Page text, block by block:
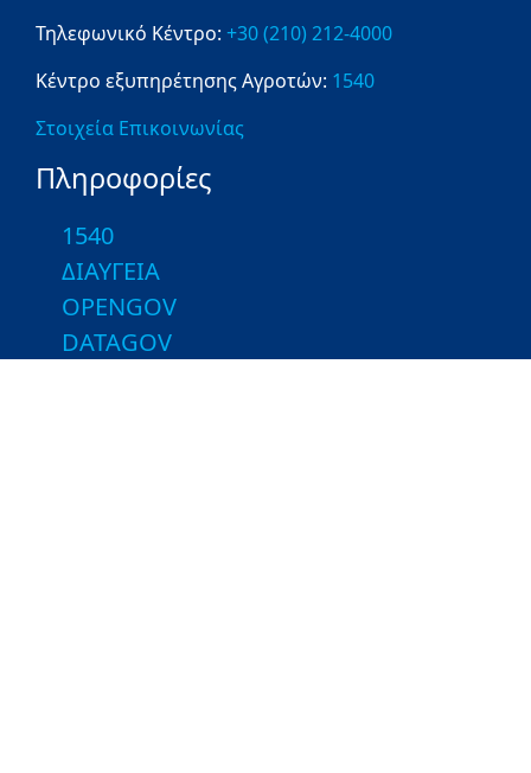
Τηλεφωνικό Κέντρο: +30 (210) 212-4000
Κέντρο εξυπηρέτησης Αγροτών: 1540
Στοιχεία Επικοινωνίας
Πληροφορίες
1540
ΔΙΑΥΓΕΙΑ
OPENGOV
DATAGOV